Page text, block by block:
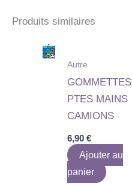
Produits similaires
Autre
GOMMETTES
PTES MAINS
CAMIONS
6,90€
Ajouter au
panier